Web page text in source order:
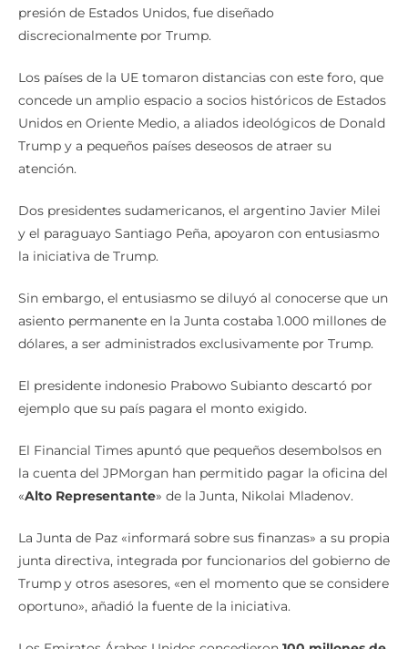
presión de Estados Unidos, fue diseñado
discrecionalmente por Trump.
Los países de la UE tomaron distancias con este foro, que
concede un amplio espacio a socios históricos de Estados
Unidos en Oriente Medio, a aliados ideológicos de Donald
Trump y a pequeños países deseosos de atraer su
atención.
Dos presidentes sudamericanos, el argentino Javier Milei
y el paraguayo Santiago Peña, apoyaron con entusiasmo
la iniciativa de Trump.
Sin embargo, el entusiasmo se diluyó al conocerse que un
asiento permanente en la Junta costaba 1.000 millones de
dólares, a ser administrados exclusivamente por Trump.
El presidente indonesio Prabowo Subianto descartó por
ejemplo que su país pagara el monto exigido.
El Financial Times apuntó que pequeños desembolsos en
la cuenta del JPMorgan han permitido pagar la oficina del
«Alto Representante» de la Junta, Nikolai Mladenov.
La Junta de Paz «informará sobre sus finanzas» a su propia
junta directiva, integrada por funcionarios del gobierno de
Trump y otros asesores, «en el momento que se considere
oportuno», añadió la fuente de la iniciativa.